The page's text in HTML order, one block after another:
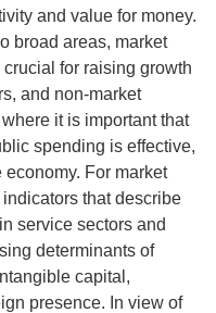
and value for money.
broad areas, market
for raising growth
and non-market
it is important that
spending is effective,
For market
that describe
service sectors and
determinants of
capital,
presence. In view of